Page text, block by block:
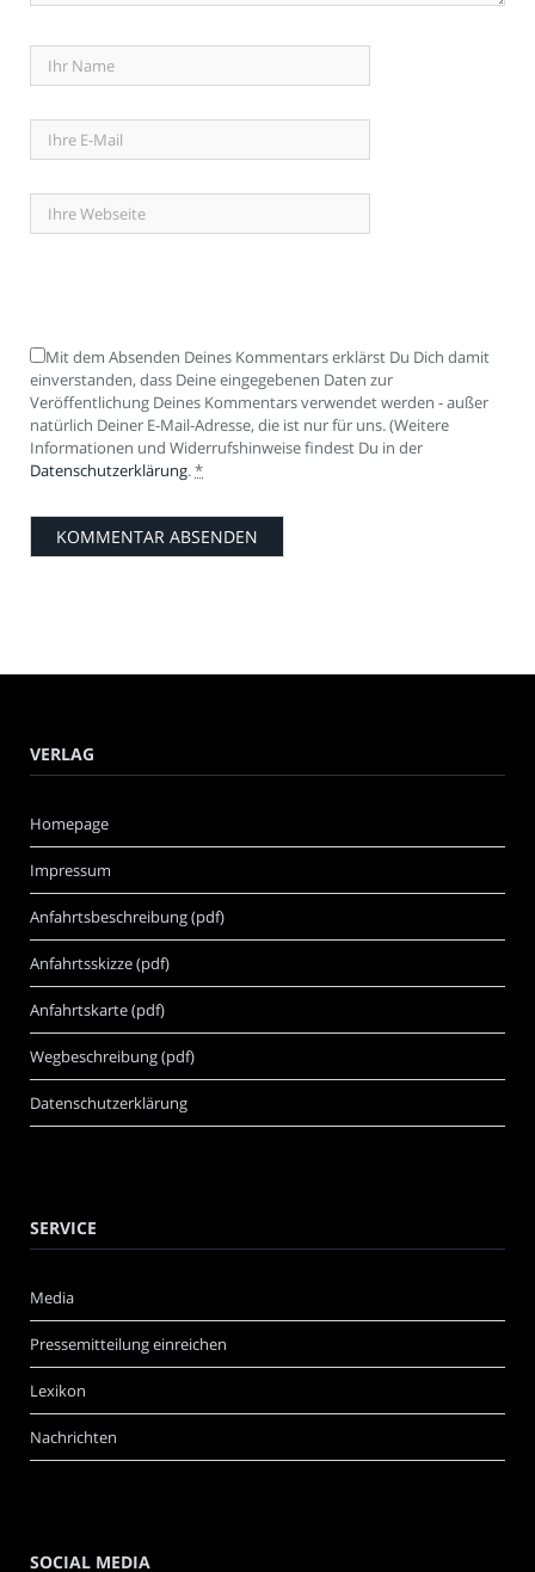
Mit dem Absenden Deines Kommentars erklärst Du Dich damit
einverstanden, dass Deine eingegebenen Daten zur
Veröffentlichung Deines Kommentars verwendet werden - außer
natürlich Deiner E-Mail-Adresse, die ist nur für uns. (Weitere
Informationen und Widerrufshinweise findest Du in der
Datenschutzerklärung.*
VERLAG
Homepage
Impressum
Anfahrtsbeschreibung (pdf)
Anfahrtsskizze (pdf)
Anfahrtskarte (pdf)
Wegbeschreibung (pdf)
Datenschutzerklärung
SERVICE
Media
Pressemitteilung einreichen
Lexikon
Nachrichten
SOCIAL MEDIA